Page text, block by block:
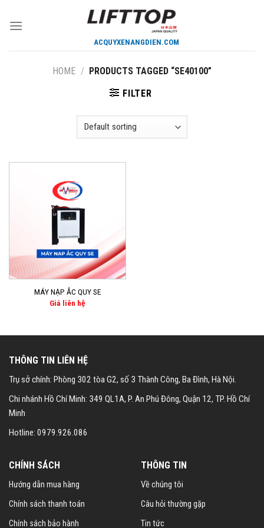
HOME / PRODUCTS TAGGED “SE40100”
FILTER
MÁY NẠP ẮC QUY SE
Giá liên hệ
THÔNG TIN LIÊN HỆ
Trụ sở chính: Phòng 302 tòa G2, số 3 Thành Công, Ba Đình, Hà Nội.
Chi nhánh Hồ Chí Minh: 349 QL1A, P. An Phú Đông, Quận 12, TP. Hồ Chí
Minh
Hotline: 0979.926.086
CHÍNH SÁCH
Hướng dẫn mua hàng
Chính sách thanh toán
Chính sách bảo hành
THÔNG TIN
Về chúng tôi
Câu hỏi thường gặp
Tin tức